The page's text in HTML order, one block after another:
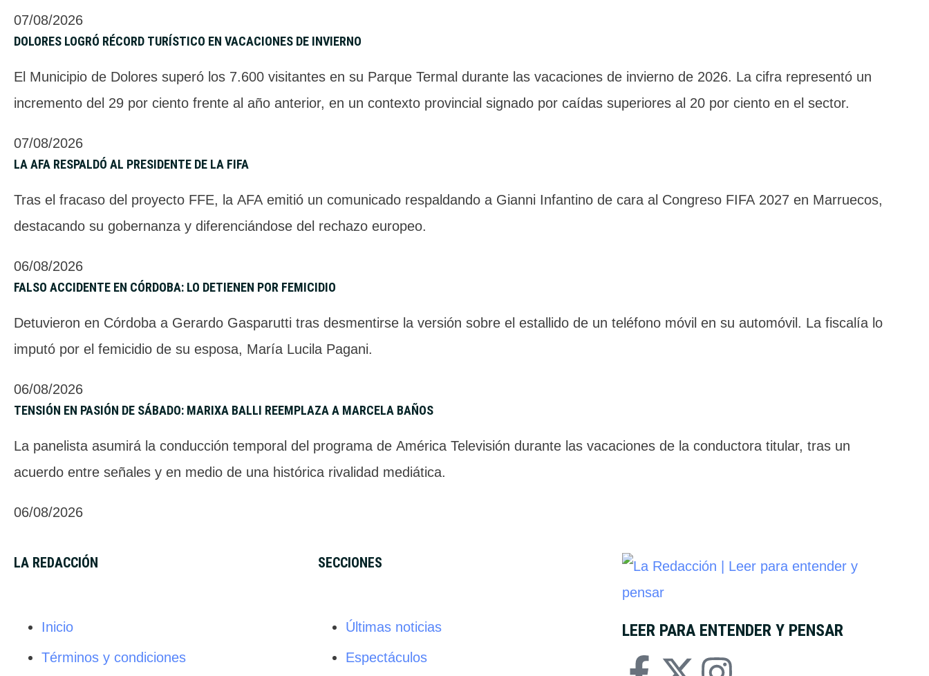
07/08/2026
DOLORES LOGRÓ RÉCORD TURÍSTICO EN VACACIONES DE INVIERNO
El Municipio de Dolores superó los 7.600 visitantes en su Parque Termal durante las vacaciones de invierno de 2026. La cifra representó un
incremento del 29 por ciento frente al año anterior, en un contexto provincial signado por caídas superiores al 20 por ciento en el sector.
07/08/2026
LA AFA RESPALDÓ AL PRESIDENTE DE LA FIFA
Tras el fracaso del proyecto FFE, la AFA emitió un comunicado respaldando a Gianni Infantino de cara al Congreso FIFA 2027 en Marruecos,
destacando su gobernanza y diferenciándose del rechazo europeo.
06/08/2026
FALSO ACCIDENTE EN CÓRDOBA: LO DETIENEN POR FEMICIDIO
Detuvieron en Córdoba a Gerardo Gasparutti tras desmentirse la versión sobre el estallido de un teléfono móvil en su automóvil. La fiscalía lo
imputó por el femicidio de su esposa, María Lucila Pagani.
06/08/2026
TENSIÓN EN PASIÓN DE SÁBADO: MARIXA BALLI REEMPLAZA A MARCELA BAÑOS
La panelista asumirá la conducción temporal del programa de América Televisión durante las vacaciones de la conductora titular, tras un
acuerdo entre señales y en medio de una histórica rivalidad mediática.
06/08/2026
LA REDACCIÓN
Inicio
Términos y condiciones
SECCIONES
Últimas noticias
Espectáculos
LEER PARA ENTENDER Y PENSAR